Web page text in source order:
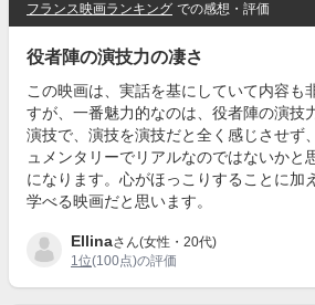
フランス映画ランキング での感想・評価
役者陣の演技力の凄さ
この映画は、実話を基にしていて内容も
すが、一番魅力的なのは、役者陣の演技
演技で、演技を演技だと全く感じさせず
ュメンタリーでリアルなのではないかと
になります。心がほっこりすることに加
学べる映画だと思います。
Ellinaさん(女性・20代)
1位(100点)の評価